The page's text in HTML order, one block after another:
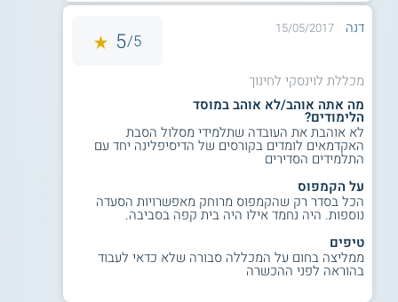
שכר לימוד
שכר הלימוד במכללת לוינסקי צמוד לשכר הלימוד באוניברסיטאות
(ולכן זול יותר מאשר מכללות פרטיות רבות וזהו יתרון גדול). יש
לציין כי המכללה מציעה מגוון רחב של מלגות לסטודנטים
המתקשים בתשלום שכר הלימוד או לסטודנטים בעלי נתוני קבלה
גבוהים.
למידע נוסף לחצו:מכללת לוינסקי לחינוך
דנה 15/05/2017
5/
5
מכללת לוינסקי לחינוך
מה אתה אוהב/לא אוהב במוסד
הלימודים?
לא אוהבת את העובדה שתלמידי מסלול הסבת
האקדמאים לומדים בקורסים של הדיסיפלינה יחד עם
התלמידים הסדירים
על הקמפוס
הכל בסדר רק שהקמפוס מרוחק מאפשרויות הסעדה
נוספות. היה נחמד אילו היה בית קפה בסביבה.
טיפים
ממליצה בחום על המכללה סבורה שלא כדאי לעבוד
בהוראה לפני ההכשרה